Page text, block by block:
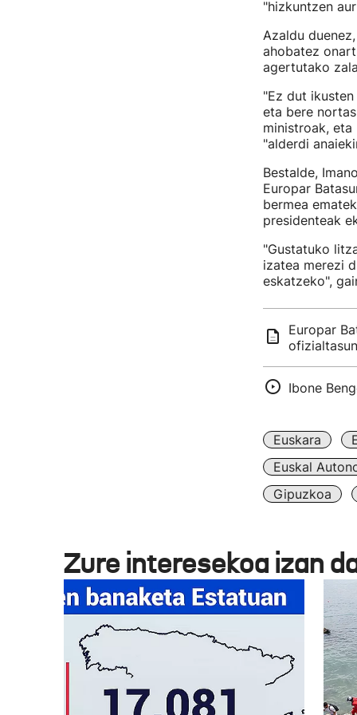
"hizkuntzen
Azaldu
ahobatez
agertutako
"Ez dut
eta bere
ministroak,
"alderdi
Bestalde,
Europar
bermea
presidenteak
"Gustatuko
izatea merezi
eskatzeko",
Europar
Ibone
Euskara
Euskal
Gipuzkoa
Zure interesekoa izan